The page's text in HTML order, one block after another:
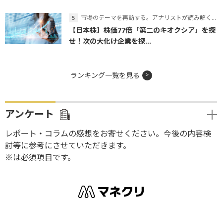
市場のテーマを再訪する。アナリストが読み解くテーマの本質
【日本株】株価77倍「第二のキオクシア」を探
せ！次の大化け企業を探...
ランキング一覧を見る
アンケート
レポート・コラムの感想をお寄せください。今後の内容検
討等に参考にさせていただきます。
※は必須項目です。